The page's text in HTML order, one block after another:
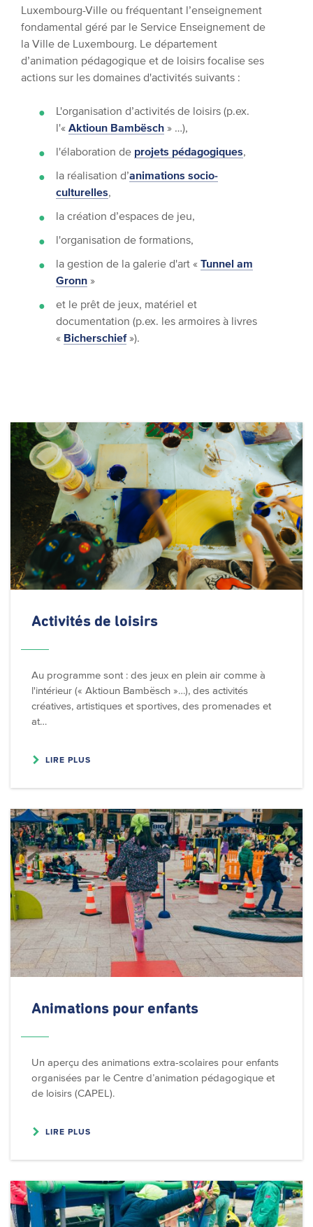
Luxembourg-Ville ou fréquentant l’enseignement
fondamental géré par le Service Enseignement de
la Ville de Luxembourg. L e département
d’animation pédagogique et de loisirs focalise ses
actions sur les domaines d'activités suivants :
L'organisation d’activités de loisirs (p.ex.
l'« Aktioun Bambësch » …),
l'élaboration de projets pédagogiques,
la réalisation d’animations socio-
culturelles,
la création d’espaces de jeu,
l'organisation de formations,
la gestion de la galerie d'art « Tunnel am
Gronn »
et le prêt de jeux, matériel et
documentation (p.ex. les armoires à livres
« Bicherschief»).
Activités de loisirs
Au programme sont : des jeux en plein air comme à
l'intérieur (« Aktioun Bambësch »…), des activités
créatives, artistiques et sportives, des promenades et
at…
LIRE PLUS
Animations pour enfants
Un aperçu des animations extra-scolaires pour enfants
organisées par le Centre d’animation pédagogique et
de loisirs (CAPEL).
LIRE PLUS